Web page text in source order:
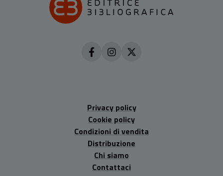
Privacy policy
Cookie policy
Condizioni di vendita
Distribuzione
Chi siamo
Contattaci